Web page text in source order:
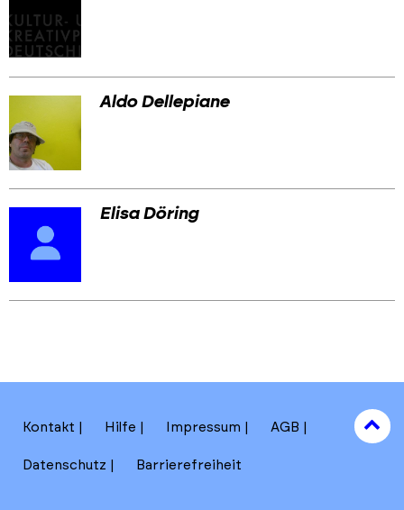
Aldo Dellepiane
Elisa Döring
Kontakt
Hilfe Impressum AGB
Datenschutz Barrierefreiheit
to
top